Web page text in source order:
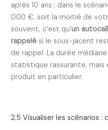
après 10 ans ; dans le
000 €, soit la moitié de
souvent, c’est qu’un
rappelé si le sous-jacent
de rappel. La durée
statistique rassurante,
produit en particulier.
2.5 Visualiser les scénarios :